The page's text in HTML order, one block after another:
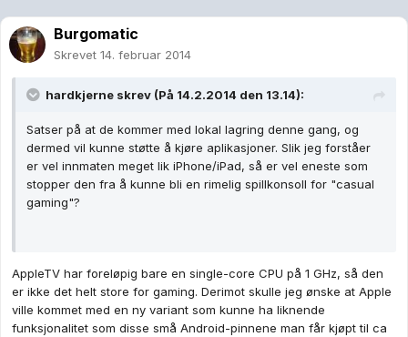
Burgomatic
Skrevet 14. februar 2014
hardkjerne skrev (På 14.2.2014 den 13.14):
Satser på at de kommer med lokal lagring denne gang, og
dermed vil kunne støtte å kjøre aplikasjoner. Slik jeg forståer
er vel innmaten meget lik iPhone/iPad, så er vel eneste som
stopper den fra å kunne bli en rimelig spillkonsoll for "casual
gaming"?
AppleTV har foreløpig bare en single-core CPU på 1 GHz, så den
er ikke det helt store for gaming. Derimot skulle jeg ønske at Apple
ville kommet med en ny variant som kunne ha liknende
funksjonalitet som disse små Android-pinnene man får kjøpt til ca